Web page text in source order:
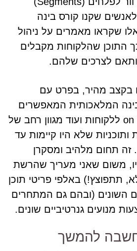
שקנו קורס בינה
שקראו מאמרים על ניהול
התוכן שהלקוחות מקבלים
לצרכים שלהם.
בקצב מהיר, בפרט עם
המלאכותית המאפשרים
ליצור תכנים on the fly ללקוחות ועוד מגוון רחב של
ותוכניות שלא היו קיימות עד
זה תחום מלהיב ומסקרן
משום שאני מעריך שהרשת
באלפי פריטי תוכן
השונים (ובהם גם המתחרים
מנועים גנרטיביים שונים.
להמשך